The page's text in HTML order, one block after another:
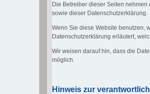
Die Betreiber dieser Seiten
sowie dieser Datenschutzerklärung.
Wenn Sie diese Website benutzen,
Datenschutzerklärung erläutert,
Wir weisen darauf hin, dass die
möglich.
Hinweis zur